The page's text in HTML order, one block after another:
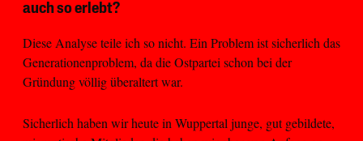
auch so erlebt?
Diese Analyse teile ich so nicht. Ein Problem ist sicherlich das
Generationenproblem, da die Ostpartei schon bei der
Gründung völlig überaltert war.
Sicherlich haben wir heute in Wuppertal junge, gut gebildete,